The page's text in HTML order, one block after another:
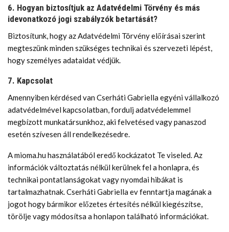
6. Hogyan biztosítjuk az Adatvédelmi Törvény és más
idevonatkozó jogi szabályzók betartását?
Biztosítunk, hogy az Adatvédelmi Törvény előírásai szerint
megteszünk minden szükséges technikai és szervezeti lépést,
hogy személyes adataidat védjük.
7. Kapcsolat
Amennyiben kérdésed van Cserháti Gabriella egyéni vállalkozó
adatvédelmével kapcsolatban, fordulj adatvédelemmel
megbízott munkatársunkhoz, aki felvetésed vagy panaszod
esetén szívesen áll rendelkezésedre.
A mioma.hu használatából eredő kockázatot Te viseled. Az
információk változtatás nélkül kerülnek fel a honlapra, és
technikai pontatlanságokat vagy nyomdai hibákat is
tartalmazhatnak. Cserháti Gabriella ev fenntartja magának a
jogot hogy bármikor előzetes értesítés nélkül kiegészítse,
törölje vagy módosítsa a honlapon található információkat.